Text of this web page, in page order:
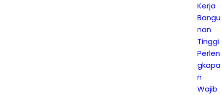
Kerja
Bangu
nan
Tinggi
Perlen
gkapa
n
Wajib